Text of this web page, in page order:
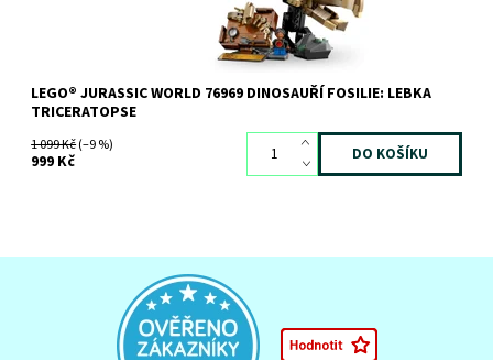
LEGO® JURASSIC WORLD 76969 DINOSAUŘÍ FOSILIE: LEBKA
TRICERATOPSE
1 099 Kč(–9 %)
999 Kč